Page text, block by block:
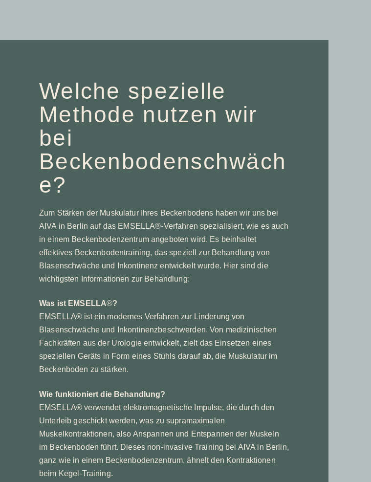
Welche spezielle
Methode nutzen wir
bei
Beckenbodenschwäch
e?
Zum Stärken der Muskulatur Ihres Beckenbodens haben wir uns bei
AIVA in Berlin auf das EMSELLA®-Verfahren spezialisiert, wie es auch
in einem Beckenbodenzentrum angeboten wird. Es beinhaltet
effektives Beckenbodentraining, das speziell zur Behandlung von
Blasenschwäche und Inkontinenz entwickelt wurde. Hier sind die
wichtigsten Informationen zur Behandlung:
Was ist EMSELLA®?
EMSELLA® ist ein modernes Verfahren zur Linderung von
Blasenschwäche und Inkontinenzbeschwerden. Von medizinischen
Fachkräften aus der Urologie entwickelt, zielt das Einsetzen eines
speziellen Geräts in Form eines Stuhls darauf ab, die Muskulatur im
Beckenboden zu stärken.
Wie funktioniert die Behandlung?
EMSELLA® verwendet elektromagnetische Impulse, die durch den
Unterleib geschickt werden, was zu supramaximalen
Muskelkontraktionen, also Anspannen und Entspannen der Muskeln
im Beckenboden führt. Dieses non-invasive Training bei AIVA in Berlin,
ganz wie in einem Beckenbodenzentrum, ähnelt den Kontraktionen
beim Kegel-Training.